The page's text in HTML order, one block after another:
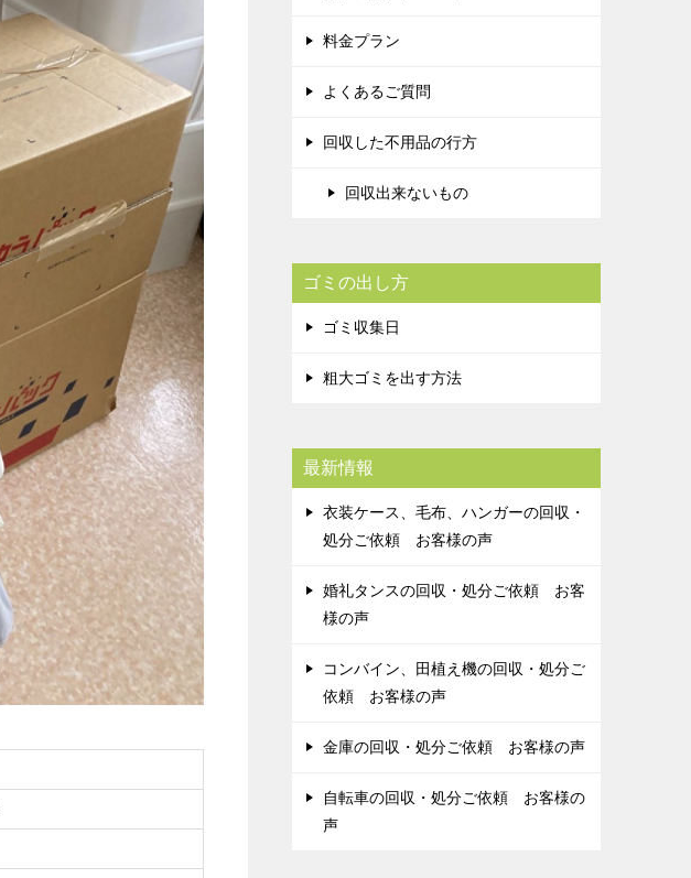
料金プラン
よくあるご質問
回収した不用品の行方
回収出来ないもの
ゴミの出し方
ゴミ収集日
粗大ゴミを出す方法
最新情報
衣装ケース、毛布、ハンガーの回収・
処分ご依頼 お客様の声
婚礼タンスの回収・処分ご依頼 お客
様の声
コンバイン、田植え機の回収・処分ご
依頼 お客様の声
金庫の回収・処分ご依頼 お客様の声
自転車の回収・処分ご依頼 お客様の
声